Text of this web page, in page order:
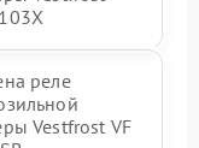
реле
Vestfrost VF